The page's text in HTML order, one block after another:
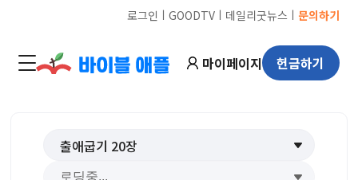
로그인 ㅣ GOODTVㅣ 데일리굿뉴스 ㅣ 문의하기
마이페이지 헌금하기
출애굽기 20장